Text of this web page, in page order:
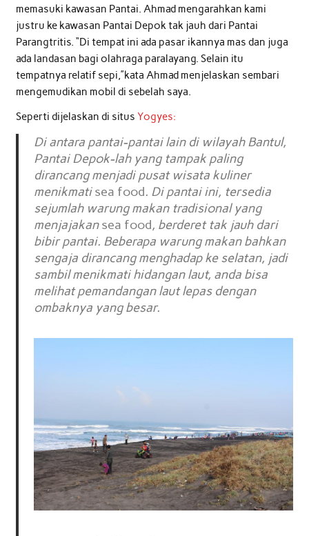
memasuki kawasan Pantai. Ahmad mengarahkan kami
justru ke kawasan Pantai Depok tak jauh dari Pantai
Parangtritis. “Di tempat ini ada pasar ikannya mas dan juga
ada landasan bagi olahraga paralayang. Selain itu
tempatnya relatif sepi,”kata Ahmad menjelaskan sembari
mengemudikan mobil di sebelah saya.
Seperti dijelaskan di situs Yogyes:
Di antara pantai-pantai lain di wilayah Bantul,
Pantai Depok-lah yang tampak paling
dirancang menjadi pusat wisata kuliner
menikmatisea food. Di pantai ini, tersedia
sejumlah warung makan tradisional yang
menjajakansea food, berderet tak jauh dari
bibir pantai. Beberapa warung makan bahkan
sengaja dirancang menghadap ke selatan, jadi
sambil menikmati hidangan laut, anda bisa
melihat pemandangan laut lepas dengan
ombaknya yang besar.